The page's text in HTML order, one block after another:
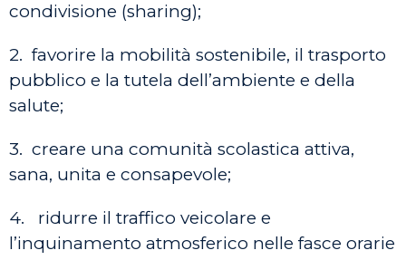
condivisione (sharing);
2. favorire la mobilità sostenibile, il trasporto
pubblico e la tutela dell’ambiente e della
salute;
3. creare una comunità scolastica attiva,
sana, unita e consapevole;
4. ridurre il traffico veicolare e
l’inquinamento atmosferico nelle fasce orarie